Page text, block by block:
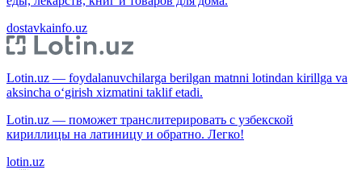
dostavkainfo.uz
Lotin.uz — foydalanuvchilarga berilgan matnni lotindan kirillga va
aksincha o‘girish xizmatini taklif etadi.
Lotin.uz — поможет транслитерировать с узбекской
кириллицы на латиницу и обратно. Легко!
lotin.uz